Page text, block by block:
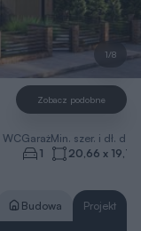
1/8
Zobacz podobne
WCGaraż
1
Min. szer. i dł.
20,66 x 19,76
Budowa Projekt